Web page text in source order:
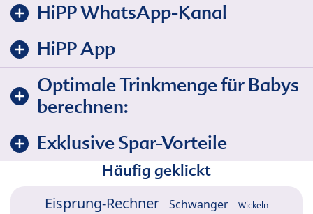
HiPP WhatsApp-Kanal
HiPP App
Optimale Trinkmenge für Babys
berechnen:
Exklusive Spar-Vorteile
Häufig geklickt
Eisprung-Rechner Schwanger Wickeln